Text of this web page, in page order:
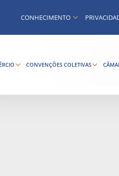
CONHECIMENTO
CONVENÇÕES COLETIVAS